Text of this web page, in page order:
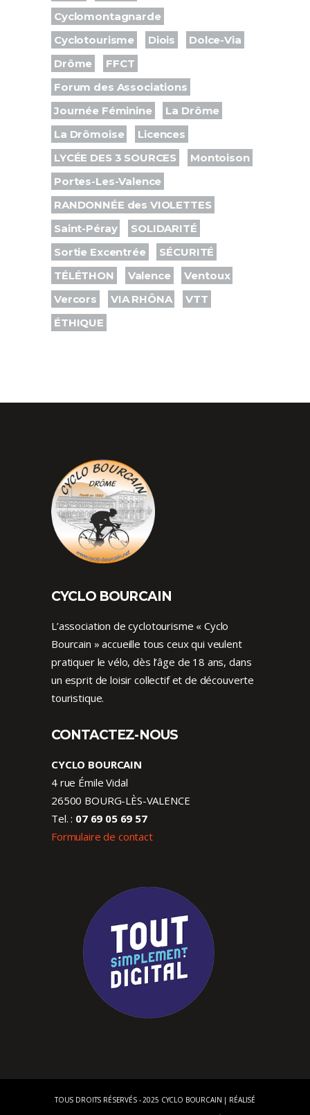
Cyclomontagnarde
Cyclotourisme
Diois
Dolce-Via
Drôme
FFCT
Forum des Associations
Journée Féminine
La Drôme
La Drômoise
Licences
LYCÉE DES 3 SOURCES
Montoison
Portes-Les-Valence
RANDONNÉE des VIOLETTES
Saint-Péray
SOLIDARITÉ
Sortie Excentrée
SÉCURITÉ
TÉLÉTHON
Valence
Ventoux
Vercors
VIA RHÔNA
VTT
ÉTHIQUE
CYCLO BOURCAIN
L’association de cyclotourisme « Cyclo
Bourcain » accueille tous ceux qui veulent
pratiquer le vélo, dès l’âge de 18 ans, dans
un esprit de loisir collectif et de découverte
touristique.
CONTACTEZ-NOUS
CYCLO BOURCAIN
4 rue Émile Vidal
26500 BOURG-LÈS-VALENCE
Tel. : 07 69 05 69 57
Formulaire de contact
TOUS DROITS RÉSERVÉS - 2025 CYCLO BOURCAIN | RÉALISÉ